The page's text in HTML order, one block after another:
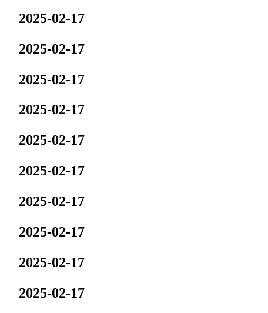
2025-02-17
2025-02-17
2025-02-17
2025-02-17
2025-02-17
2025-02-17
2025-02-17
2025-02-17
2025-02-17
2025-02-17